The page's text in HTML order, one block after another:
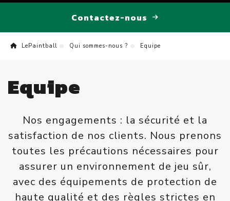
Contactez-nous
LePaintball Qui sommes-nous ? Equipe
Equipe
Nos engagements : la sécurité et la
satisfaction de nos clients. Nous prenons
toutes les précautions nécessaires pour
assurer un environnement de jeu sûr,
avec des équipements de protection de
haute qualité et des règles strictes en